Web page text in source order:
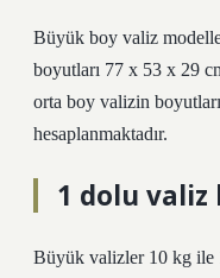
Büyük boy valiz
boyutları 77 x 53 x 29
orta boy valizin
hesaplanmaktadır.
1 dolu valiz
Büyük valizler 10 kg ile